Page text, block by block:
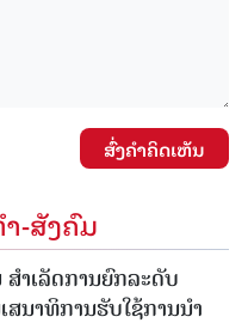
ສົ່ງຄໍາຄິດເຫັນ
-ສັງຄົມ
ສໍາເລັດການຍົກລະດັບ
ສນາທິການຮັບໃຊ້ການນໍາ